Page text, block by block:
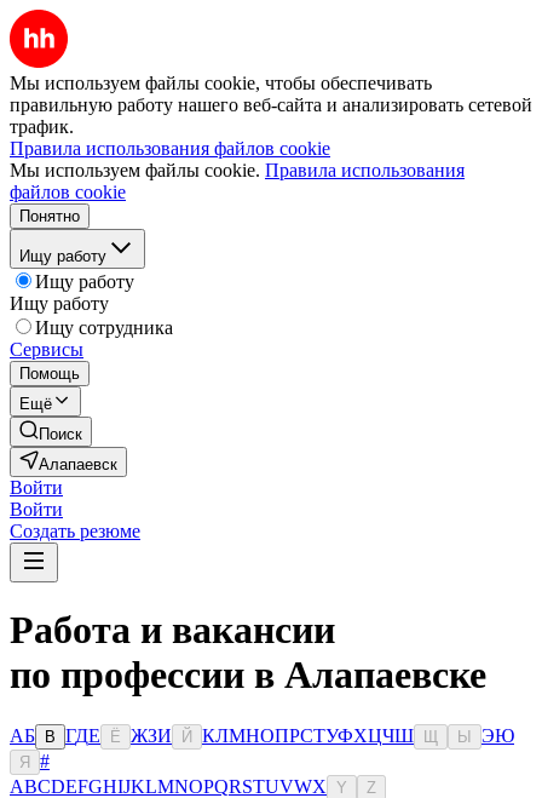
Мы используем файлы cookie, чтобы обеспечивать
правильную работу нашего веб-сайта и анализировать сетевой
трафик.
Правила использования файлов cookie
Мы используем файлы cookie. Правила использования
файлов cookie
Понятно
Ищу работу
Ищу работу
Ищу работу
Ищу сотрудника
Сервисы
Помощь
Ещё
Поиск
Алапаевск
Войти
Войти
Создать резюме
Работа и вакансии
по профессии в Алапаевске
АБ В ГДЕ Ё ЖЗИ Й КЛМНОПРСТУФХЦЧШ Ы ЭЮ
Я
#
ABCDEFGHIJKLMNOPQRSTUVWX Y Z